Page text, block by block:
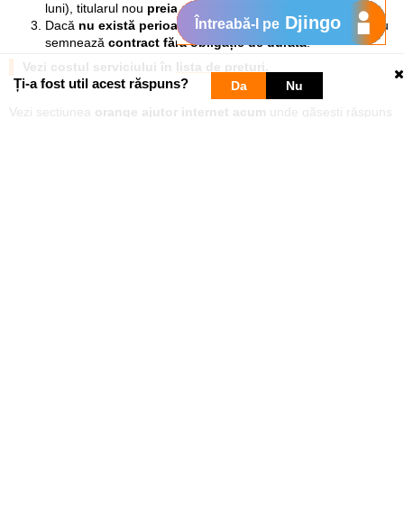
luni), titularul nou preia perioada contractuală rămasă.
Dacă nu există perioadă contractuală activă, titularul nou
semnează contract fără obligație de durată.
Vezi costul serviciului în lista de prețuri.
Vezi secţiunea orange ajutor internet acum unde găseşti răspuns
Ți-a fost util acest răspuns? Da Nu
Întreabă-l pe Djingo